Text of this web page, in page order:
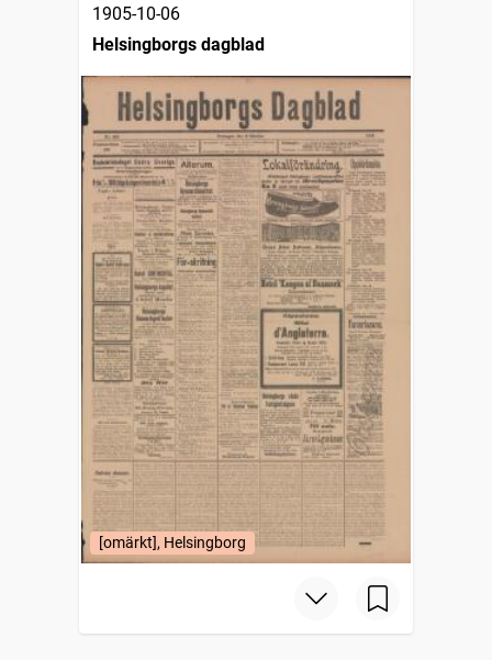
1905-10-06
Helsingborgs dagblad
[omärkt], Helsingborg